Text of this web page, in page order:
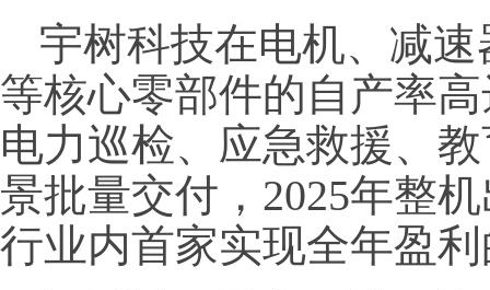
宇树科技在电机、减
等核心零部件的自产率
电力巡检、应急救援、
景批量交付，2025年整
行业内首家实现全年盈